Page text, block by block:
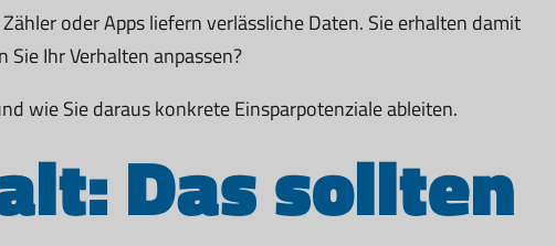
oder Apps liefern verlässliche Daten. Sie erhalten damit
Ihr Verhalten anpassen?
wie Sie daraus konkrete Einsparpotenziale ableiten.
Das sollten